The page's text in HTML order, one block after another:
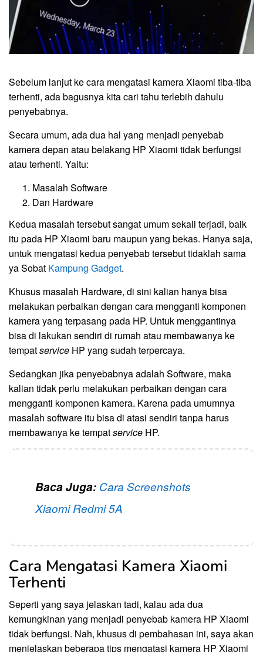
Sebelum lanjut ke cara mengatasi kamera Xiaomi tiba-tiba
terhenti, ada bagusnya kita cari tahu terlebih dahulu
penyebabnya.
Secara umum, ada dua hal yang menjadi penyebab
kamera depan atau belakang HP Xiaomi tidak berfungsi
atau terhenti. Yaitu:
Masalah Software
Dan Hardware
Kedua masalah tersebut sangat umum sekali terjadi, baik
itu pada HP Xiaomi baru maupun yang bekas. Hanya saja,
untuk mengatasi kedua penyebab tersebut tidaklah sama
ya Sobat Kampung Gadget.
Khusus masalah Hardware, di sini kalian hanya bisa
melakukan perbaikan dengan cara mengganti komponen
kamera yang terpasang pada HP. Untuk menggantinya
bisa di lakukan sendiri di rumah atau membawanya ke
tempatservice HP yang sudah terpercaya.
Sedangkan jika penyebabnya adalah Software, maka
kalian tidak perlu melakukan perbaikan dengan cara
mengganti komponen kamera. Karena pada umumnya
masalah software itu bisa di atasi sendiri tanpa harus
membawanya ke tempatservice HP.
Baca Juga: Cara Screenshots
Xiaomi Redmi 5A
Cara Mengatasi Kamera Xiaomi
Terhenti
Seperti yang saya jelaskan tadi, kalau ada dua
kemungkinan yang menjadi penyebab kamera HP Xiaomi
tidak berfungsi. Nah, khusus di pembahasan ini, saya akan
menjelaskan beberapa tips mengatasi kamera HP Xiaomi